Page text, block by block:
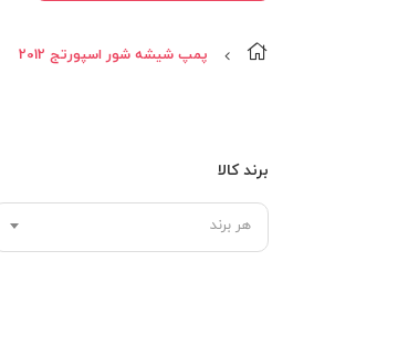
پمپ شيشه شور اسپورتج 2012
برند کالا
هر برند